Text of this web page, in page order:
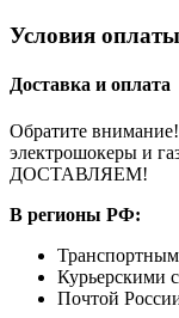
Условия
Доставка и оплата
Обратите
электрошокеры и
ДОСТАВЛЯЕМ!
В регионы РФ:
Курьерскими
Почтой